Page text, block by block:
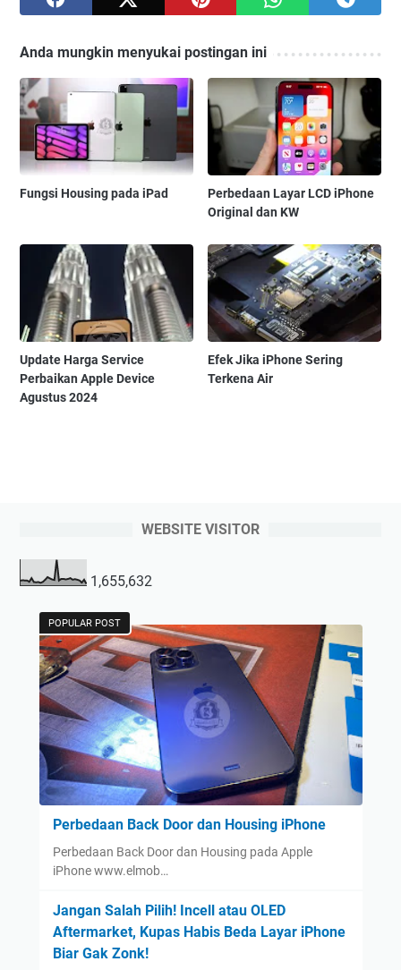
Anda mungkin menyukai postingan ini
Fungsi Housing pada iPad
Perbedaan Layar LCD iPhone
Original dan KW
Update Harga Service
Perbaikan Apple Device
Agustus 2024
Efek Jika iPhone Sering
Terkena Air
WEBSITE VISITOR
1,655,632
POPULAR POST
Perbedaan Back Door dan Housing iPhone
Perbedaan Back Door dan Housing pada Apple
iPhone www.elmob…
Jangan Salah Pilih! Incell atau OLED
Aftermarket, Kupas Habis Beda Layar iPhone
Biar Gak Zonk!